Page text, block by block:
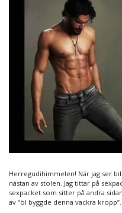
Herregudihimmelen! När jag ser
nästan av stolen. Jag tittar på
sexpacket som sitter på andra
av “öl byggde denna vackra kropp”.